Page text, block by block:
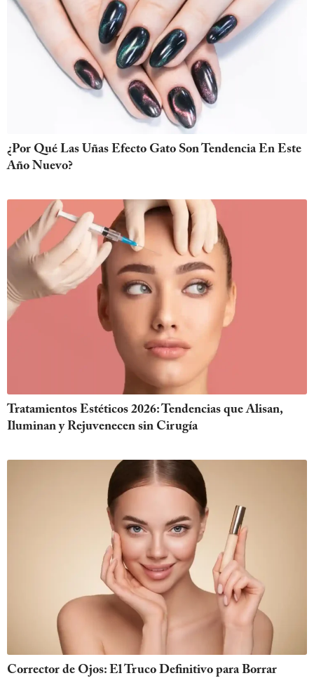
¿Por Qué Las Uñas Efecto Gato Son Tendencia En Este
Año Nuevo?
Tratamientos Estéticos 2026: Tendencias que Alisan,
Iluminan y Rejuvenecen sin Cirugía
Corrector de Ojos: El Truco Definitivo para Borrar